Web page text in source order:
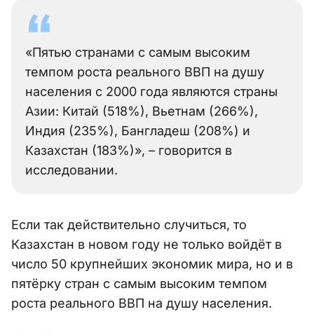
«Пятью странами с самым высоким
темпом роста реального ВВП на душу
населения с 2000 года являются страны
Азии: Китай (518%), Вьетнам (266%),
Индия (235%), Бангладеш (208%) и
Казахстан (183%)», – говорится в
исследовании.
Если так действительно случиться, то
Казахстан в новом году не только войдёт в
число 50 крупнейших экономик мира, но и в
пятёрку стран с самым высоким темпом
роста реального ВВП на душу населения.